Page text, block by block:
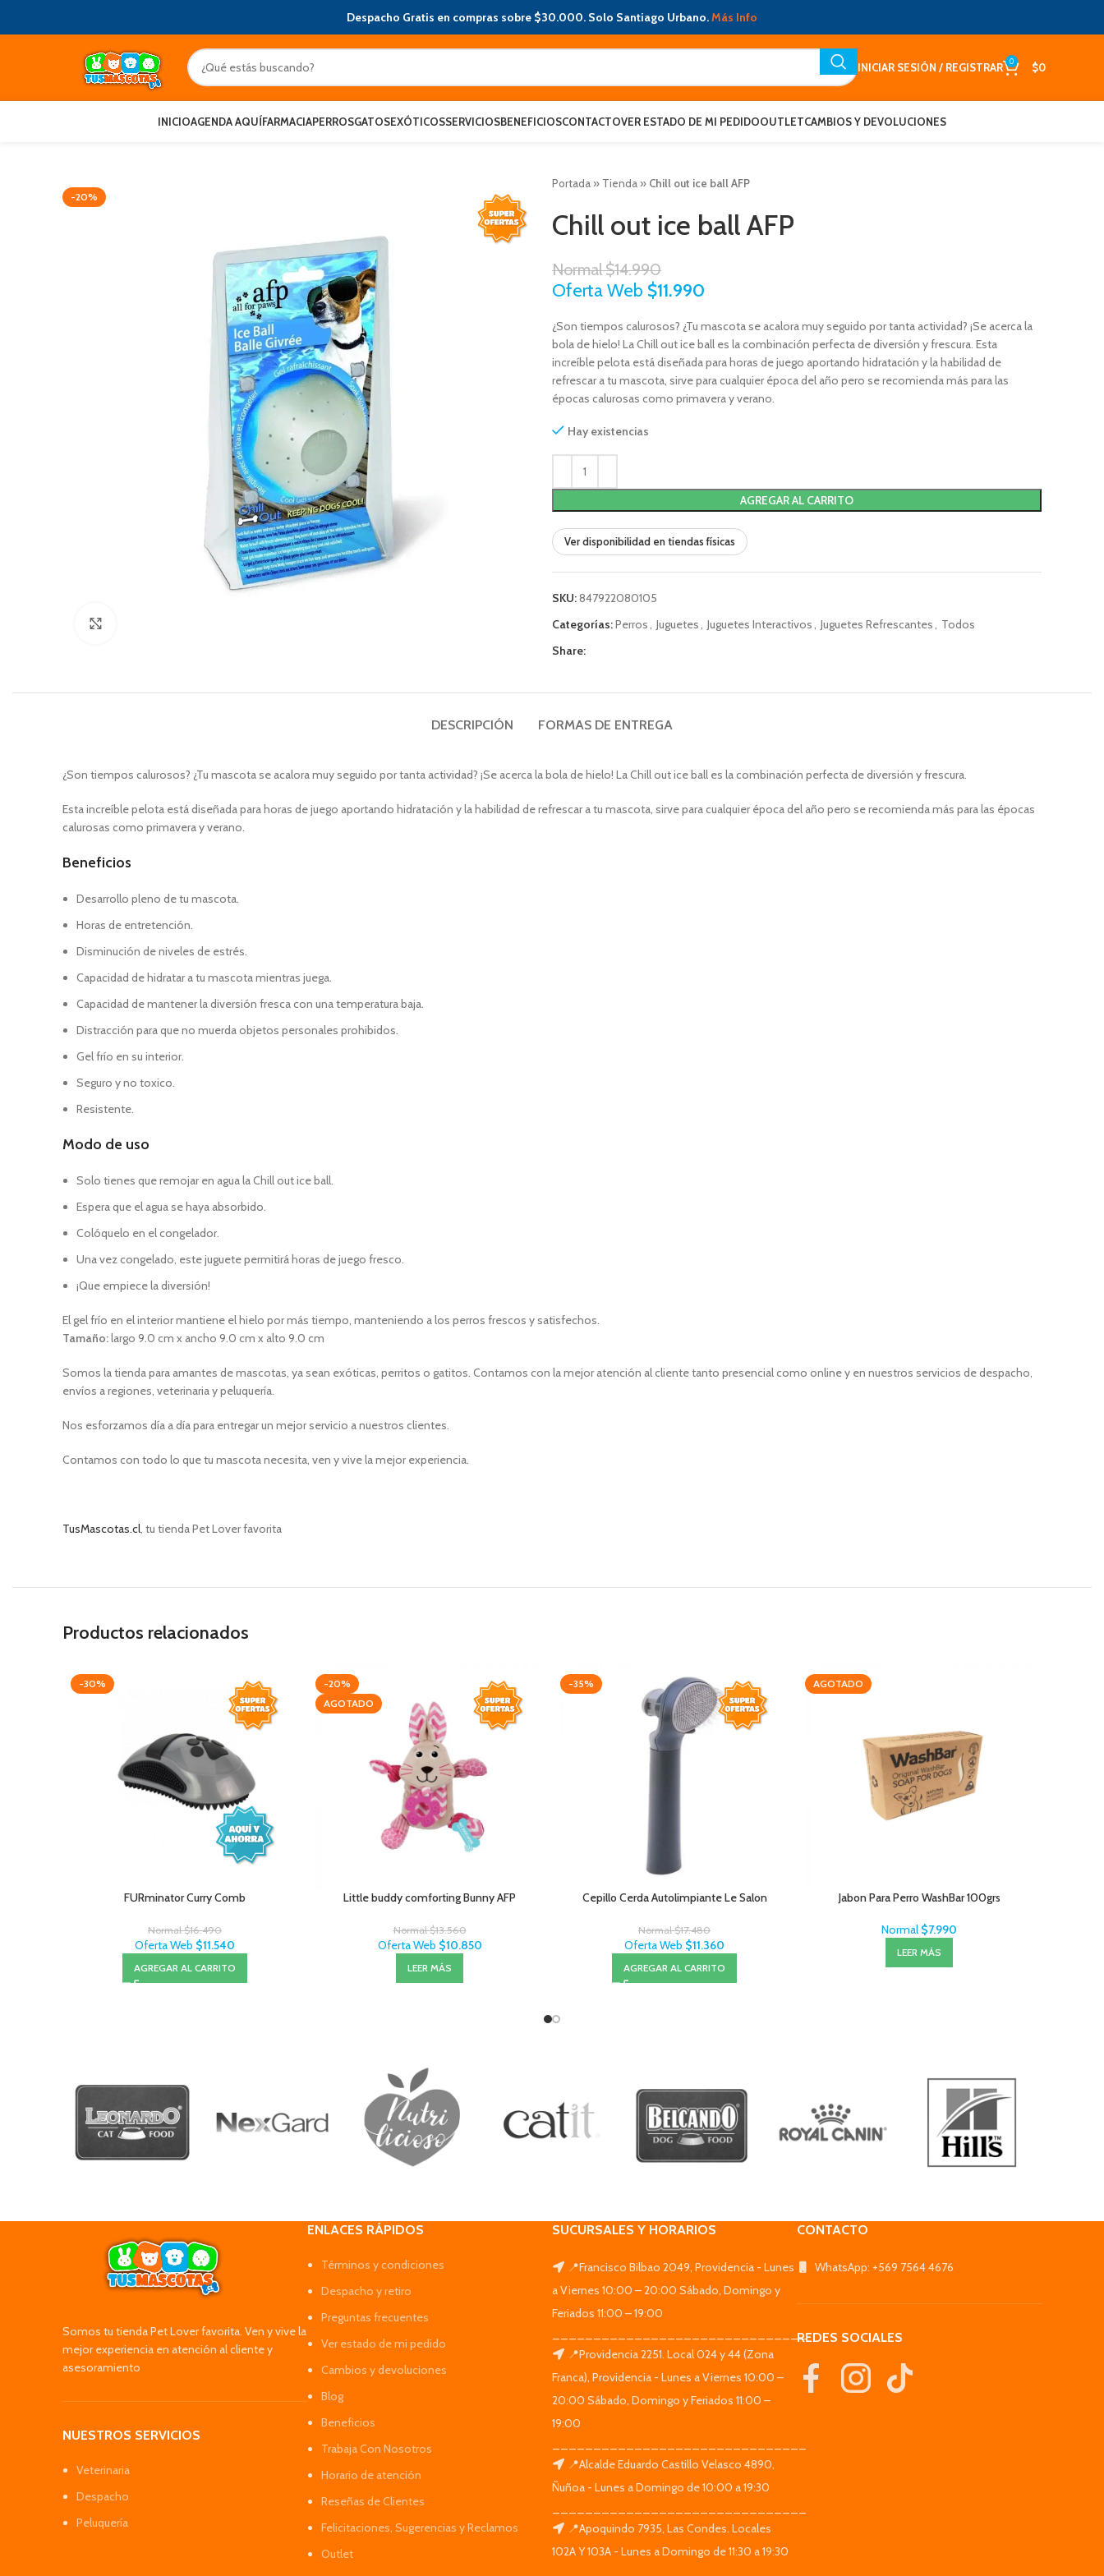
Despacho Gratis en compras sobre $30.000. Solo Santiago Urbano.Más Info
INICIAR SESIÓN / REGISTRAR 0 $0
INICIOAGENDA AQUÍFARMACIAPERROSGATOSEXÓTICOSSERVICIOSBENEFICIOSCONTACTOVER ESTADO DE MI PEDIDOOUTLETCAMBIOS Y DEVOLUCIONES
-20%
Portada » Tienda » Chill out ice ball AFP
Chill out ice ball AFP
Normal$14.990
Oferta Web $11.990
¿Son tiempos calurosos? ¿Tu mascota se acalora muy seguido por tanta actividad? ¡Se acerca la
bola de hielo! La Chill out ice ball es la combinación perfecta de diversión y frescura. Esta
increíble pelota está diseñada para horas de juego aportando hidratación y la habilidad de
refrescar a tu mascota, sirve para cualquier época del año pero se recomienda más para las
épocas calurosas como primavera y verano.
Hay existencias
AGREGAR AL CARRITO
Ver disponibilidad en tiendas físicas
SKU:847922080105
Categorías:Perros, Juguetes, Juguetes Interactivos, Juguetes Refrescantes, Todos
Share:
DESCRIPCIÓN FORMAS DE ENTREGA
¿Son tiempos calurosos? ¿Tu mascota se acalora muy seguido por tanta actividad? ¡Se acerca la bola de hielo! La Chill out ice ball es la combinación perfecta de diversión y frescura.
Esta increíble pelota está diseñada para horas de juego aportando hidratación y la habilidad de refrescar a tu mascota, sirve para cualquier época del año pero se recomienda más para las épocas
calurosas como primavera y verano.
Beneficios
Desarrollo pleno de tu mascota.
Horas de entretención.
Disminución de niveles de estrés.
Capacidad de hidratar a tu mascota mientras juega.
Capacidad de mantener la diversión fresca con una temperatura baja.
Distracción para que no muerda objetos personales prohibidos.
Gel frío en su interior.
Seguro y no toxico.
Resistente.
Modo de uso
Solo tienes que remojar en agua la Chill out ice ball.
Espera que el agua se haya absorbido.
Colóquelo en el congelador.
Una vez congelado, este juguete permitirá horas de juego fresco.
¡Que empiece la diversión!
El gel frío en el interior mantiene el hielo por más tiempo, manteniendo a los perros frescos y satisfechos.
Tamaño:largo 9.0 cm x ancho 9.0 cm x alto 9.0 cm
Somos la tienda para amantes de mascotas, ya sean exóticas, perritos o gatitos. Contamos con la mejor atención al cliente tanto presencial como online y en nuestros servicios de despacho,
envíos a regiones, veterinaria y peluquería.
Nos esforzamos día a día para entregar un mejor servicio a nuestros clientes.
Contamos con todo lo que tu mascota necesita, ven y vive la mejor experiencia.
TusMascotas.cl, tu tienda Pet Lover favorita
Productos relacionados
-30%
FURminator Curry Comb
Normal$16.490
Oferta Web $11.540
AGREGAR AL CARRITO
-20%
AGOTADO
Little buddy comforting Bunny AFP
Normal$13.560
Oferta Web $10.850
LEER MÁS
-35%
Cepillo Cerda Autolimpiante Le Salon
Normal$17.480
Oferta Web $11.360
AGREGAR AL CARRITO
AGOTADO
Jabon Para Perro WashBar 100grs
Normal $7.990
LEER MÁS
Somos tu tienda Pet Lover favorita. Ven y vive la
mejor experiencia en atención al cliente y
asesoramiento
NUESTROS SERVICIOS
Veterinaria
Despacho
Peluquería
ENLACES RÁPIDOS
Términos y condiciones
Despacho y retiro
Preguntas frecuentes
Ver estado de mi pedido
Cambios y devoluciones
Blog
Beneficios
Trabaja Con Nosotros
Horario de atención
Reseñas de Clientes
Felicitaciones, Sugerencias y Reclamos
Outlet
SUCURSALES Y HORARIOS
📍Francisco Bilbao 2049, Providencia - Lunes
a Viernes 10:00 – 20:00 Sábado, Domingo y
Feriados 11:00 – 19:00
_______________________________
📍Providencia 2251. Local 024 y 44 (Zona
Franca), Providencia - Lunes a Viernes 10:00 –
20:00 Sábado, Domingo y Feriados 11:00 –
19:00
📍Alcalde Eduardo Castillo Velasco 4890,
Ñuñoa - Lunes a Domingo de 10:00 a 19:30
📍Apoquindo 7935, Las Condes. Locales
102A Y 103A - Lunes a Domingo de 11:30 a 19:30
CONTACTO
WhatsApp: +569 7564 4676
REDES SOCIALES